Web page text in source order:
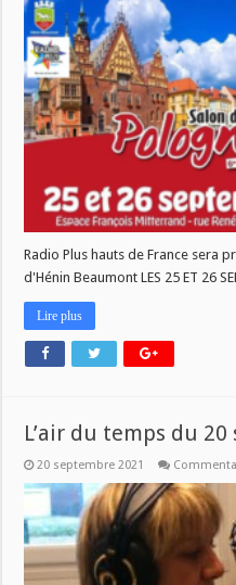
Radio Plus hauts de France sera
d'Hénin Beaumont LES 25 ET 26
Lire plus
L’air du temps du
20 septembre 2021